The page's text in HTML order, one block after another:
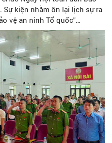
Sự kiện nhằm ôn lại lịch sự ra
vệ an ninh Tổ quốc"
tinh thần Đại đoàn kết toàn
của Nhân dân trong bảo vệ
chắc "thế trận lòng dân".